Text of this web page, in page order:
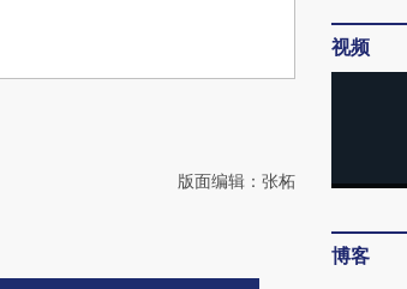
版面编辑：张柘
视频
博客